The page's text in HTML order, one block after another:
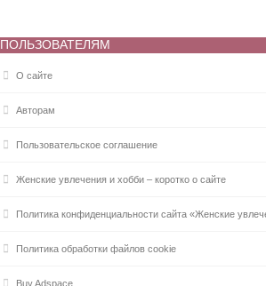
ПОЛЬЗОВАТЕЛЯМ
О сайте
Авторам
Пользовательское соглашение
Женские увлечения и хобби – коротко о сайте
Политика конфиденциальности сайта «Женские
Политика обработки файлов cookie
Buy Adspace